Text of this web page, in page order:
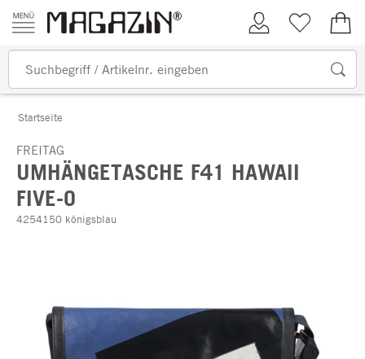
Zum Inhalt springen
Kundenkonto
Merkliste
Startseite
FREITAG
UMHÄNGETASCHE F41 HAWAII
FIVE-O
4254150 königsblau